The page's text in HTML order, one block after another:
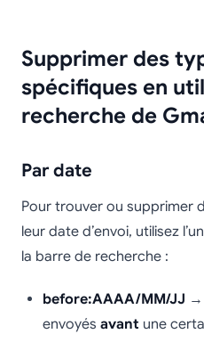
Supprimer des
spécifiques en
recherche de
Par date
Pour trouver ou supprimer
leur date d’envoi, utilisez
la barre de recherche :
before:AAAA/MM/JJ →
envoyés avant une